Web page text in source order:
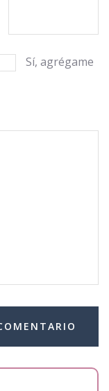
Sí, agrégame